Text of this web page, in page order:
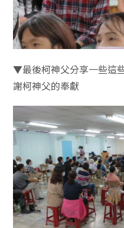
▼最後柯神父分享一些這
謝柯神父的奉獻